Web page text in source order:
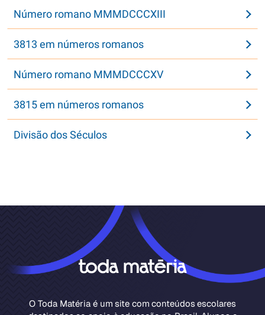
Número romano MMMDCCCXIII
3813 em números romanos
Número romano MMMDCCCXV
3815 em números romanos
Divisão dos Séculos
O Toda Matéria é um site com conteúdos escolares